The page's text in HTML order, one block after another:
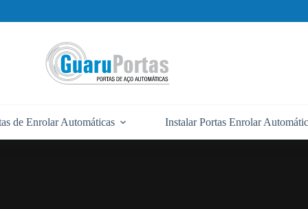
de Enrolar Automáticas Instalar Portas Enrolar